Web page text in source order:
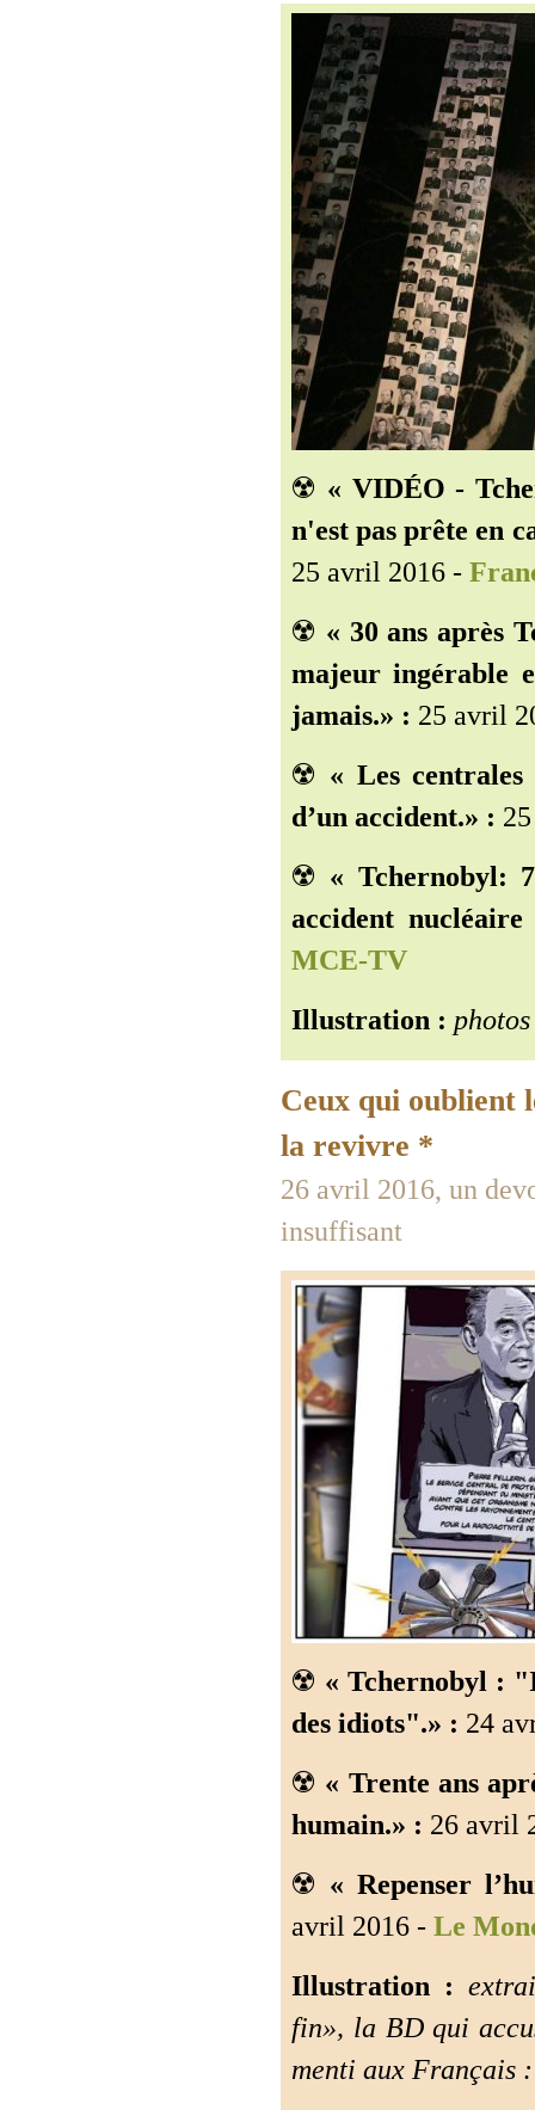
☢️ « VIDÉO -
n'est pas prête en
25 avril 2016 -
☢️ « 30 ans après
majeur ingérable
jamais.» : 25 avril
☢️ « Les
d’un accident.» :
☢️ « Tchernobyl:
accident
MCE-TV
Illustration :
Ceux qui oublient
la revivre *
26 avril 2016, un
insuffisant
☢️ « Tchernobyl :
des idiots".» : 24
☢️ « Trente ans
humain.» : 26 avril
☢️ « Repenser
avril 2016 - Le
Illustration :
fin», la BD qui
menti aux Français